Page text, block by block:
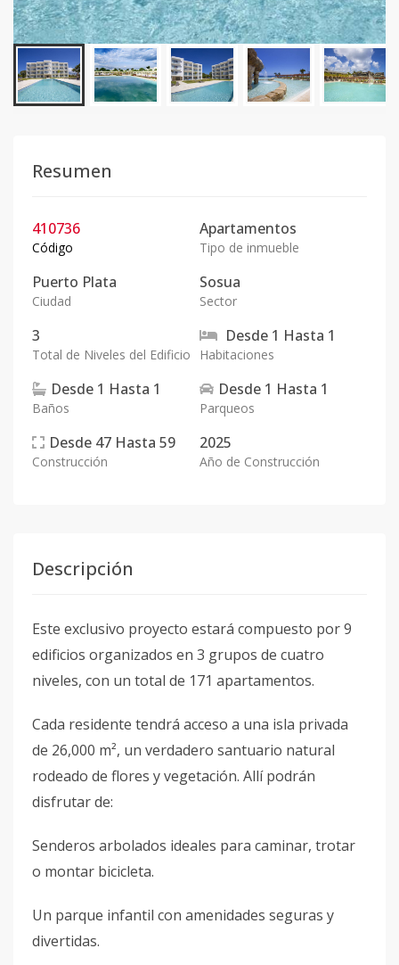
Resumen
410736
Código
Apartamentos
Tipo de inmueble
Puerto Plata
Ciudad
Sosua
Sector
3
Total de Niveles del Edificio
Desde 1 Hasta 1
Habitaciones
Desde 1 Hasta 1
Baños
Desde 1 Hasta 1
Parqueos
Desde 47 Hasta 59
Construcción
2025
Año de Construcción
Descripción
Este exclusivo proyecto estará compuesto por 9
edificios organizados en 3 grupos de cuatro
niveles, con un total de 171 apartamentos.
Cada residente tendrá acceso a una isla privada
de 26,000 m², un verdadero santuario natural
rodeado de flores y vegetación. Allí podrán
disfrutar de:
Senderos arbolados ideales para caminar, trotar
o montar bicicleta.
Un parque infantil con amenidades seguras y
divertidas.